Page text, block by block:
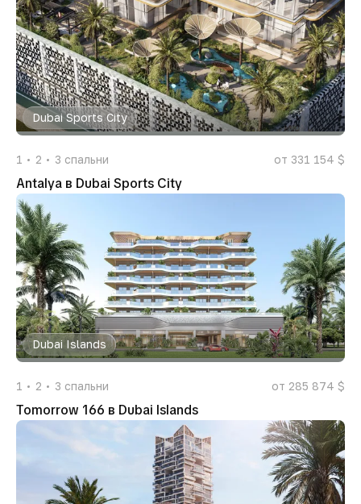
Dubai Sports City
1 2 3 спальни от 331 154 $
Antalya в Dubai Sports City
Dubai Islands
1 2 3 спальни от 285 874 $
Tomorrow 166 в Dubai Islands